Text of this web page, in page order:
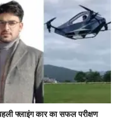
फ्लाइंग कार का सफल परीक्षण